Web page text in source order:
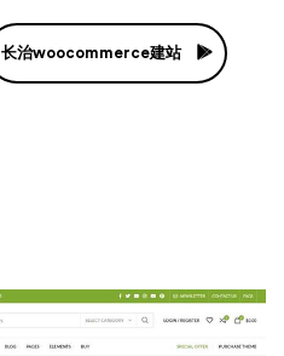
长治woocommerce建站